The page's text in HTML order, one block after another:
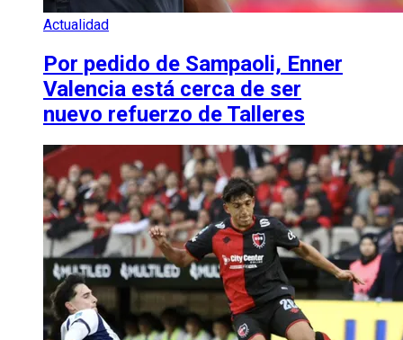
Actualidad
Por pedido de Sampaoli, Enner
Valencia está cerca de ser
nuevo refuerzo de Talleres